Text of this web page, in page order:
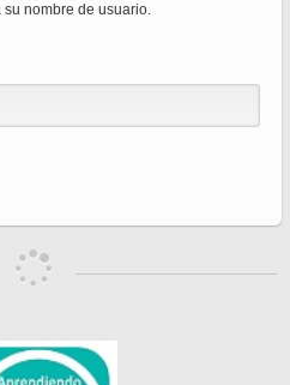
nombre de usuario.